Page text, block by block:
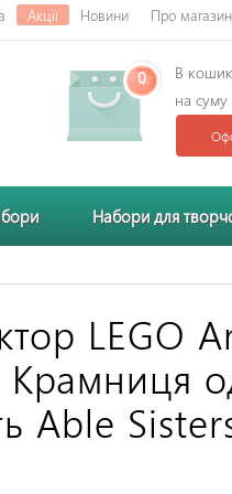
Акції Новини Про магазин
0 В
на суму
Набори для
LEGO
Крамниця
Able